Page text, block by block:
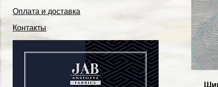
Оплата и доставка
Контакты